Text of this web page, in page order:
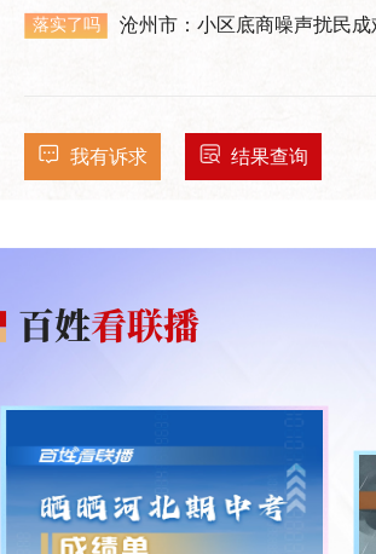
落实了吗 沧州市：小区底商噪声扰民
我有诉求 结果查询